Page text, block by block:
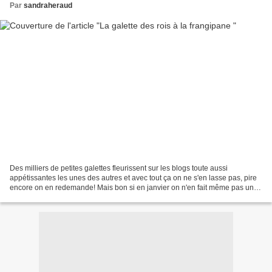
Par sandraheraud
Des milliers de petites galettes fleurissent sur les blogs toute aussi
appétissantes les unes des autres et avec tout ça on ne s'en lasse pas, pire
encore on en redemande! Mais bon si en janvier on n'en fait même pas une